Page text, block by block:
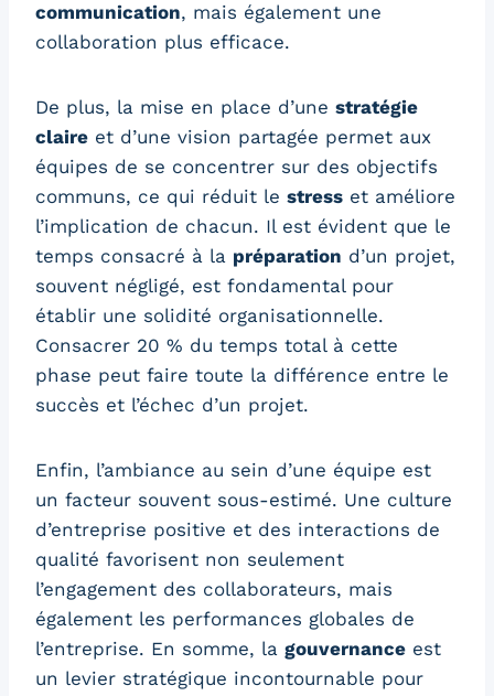
communication, mais également une
collaboration plus efficace.
De plus, la mise en place d’une stratégie
claire et d’une vision partagée permet aux
équipes de se concentrer sur des objectifs
communs, ce qui réduit le stress et améliore
l’implication de chacun. Il est évident que le
temps consacré à la préparation d’un projet,
souvent négligé, est fondamental pour
établir une solidité organisationnelle.
Consacrer 20 % du temps total à cette
phase peut faire toute la différence entre le
succès et l’échec d’un projet.
Enfin, l’ambiance au sein d’une équipe est
un facteur souvent sous-estimé. Une culture
d’entreprise positive et des interactions de
qualité favorisent non seulement
l’engagement des collaborateurs, mais
également les performances globales de
l’entreprise. En somme, la gouvernance est
un levier stratégique incontournable pour